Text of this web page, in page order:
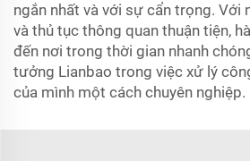
ngắn nhất và với sự cẩn trọng. Với
và thủ tục thông quan thuận tiện,
đến nơi trong thời gian nhanh
tưởng Lianbao trong việc xử lý
của mình một cách chuyên nghiệp.